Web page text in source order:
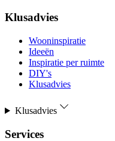
Klusadvies
Wooninspiratie
Ideeën
Inspiratie per ruimte
DIY's
Klusadvies
Klusadvies
Services